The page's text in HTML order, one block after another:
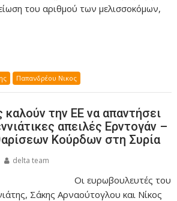
του αριθμού των μελισσοκόμων,
Παπανδρέου Νικος
την ΕΕ να απαντήσει
απειλές Ερντογάν –
Κούρδων στη Συρία
delta team
Οι ευρωβουλευτές του
Σάκης Αρναούτογλου και Νίκος